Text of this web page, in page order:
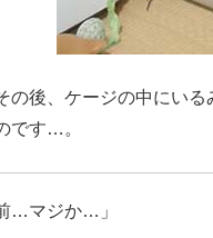
の後、ケージの中にい
です…。
…マジか…」